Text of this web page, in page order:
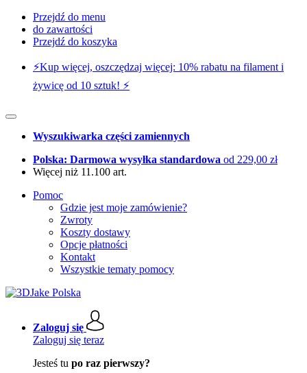
Przejdź do menu
do zawartości
Przejdź do koszyka
⚡️Kup więcej, oszczędzaj więcej: 10% rabatu na filament i
żywicę od 10 sztuk! ⚡️
Wyszukiwarka części zamiennych
Polska: Darmowa wysyłka standardowa od 229,00 zł
Więcej niż 11.100 art.
Pomoc
Gdzie jest moje zamówienie?
Zwroty
Koszty dostawy
Opcje płatności
Kontakt
Wszystkie tematy pomocy
Zaloguj się
Zaloguj się teraz
Jesteś tu po raz pierwszy?